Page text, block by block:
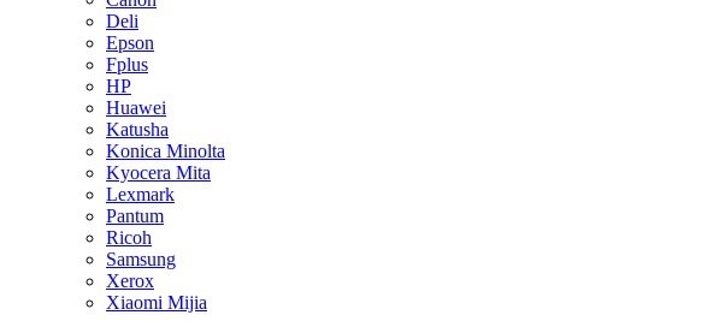
Deli
Epson
Fplus
HP
Huawei
Katusha
Konica Minolta
Kyocera Mita
Lexmark
Pantum
Ricoh
Samsung
Xerox
Xiaomi Mijia